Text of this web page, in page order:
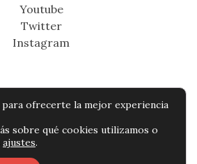
Youtube
Twitter
Instagram
os direitos reservados -
ofrecerte la mejor experiencia
sobre qué cookies utilizamos o
ajustes.